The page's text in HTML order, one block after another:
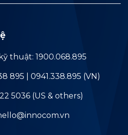
thuật: 1900.068.895
895 | 0941.338.895 (VN)
5036 (US & others)